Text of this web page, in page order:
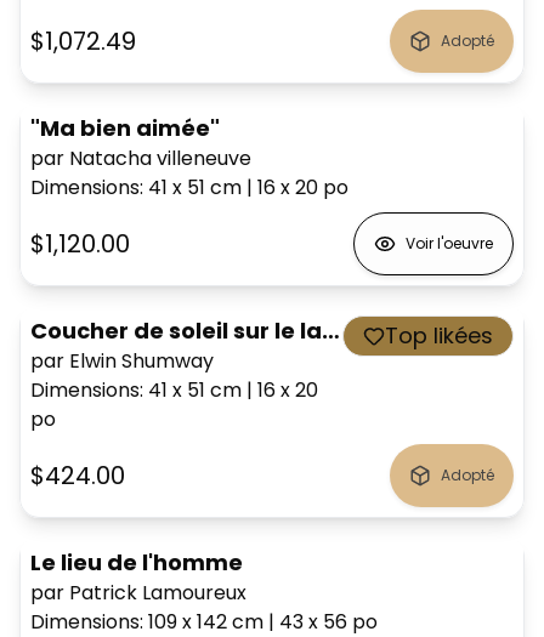
$1,072.49 Adopté
"Ma bien aimée"
par Natacha villeneuve
Dimensions: 41 x 51 cm | 16 x 20 po
$1,120.00 Voir l'oeuvre
Coucher de soleil sur le lac Okanagan
par Elwin Shumway
Dimensions: 41 x 51 cm | 16 x 20
po
Top likées
$424.00 Adopté
Le lieu de l'homme
par Patrick Lamoureux
Dimensions: 109 x 142cm | 43 x 56 po